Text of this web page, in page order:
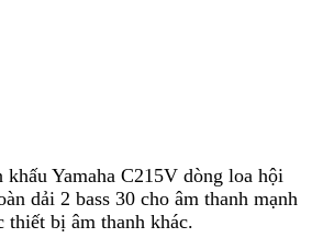
khấu Yamaha C215V dòng loa hội
dải 2 bass 30 cho âm thanh mạnh
thiết bị âm thanh khác.